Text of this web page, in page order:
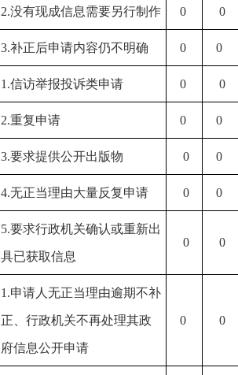
2.没有现成信息需要另行制作 0 0
3.补正后申请内容仍不明确 0 0
1.信访举报投诉类申请 0 0
2.重复申请 0 0
3.要求提供公开出版物 0 0
4.无正当理由大量反复申请 0 0
5.要求行政机关确认或重新出
具已获取信息
0 0
1.申请人无正当理由逾期不补
正、行政机关不再处理其政
府信息公开申请
0 0